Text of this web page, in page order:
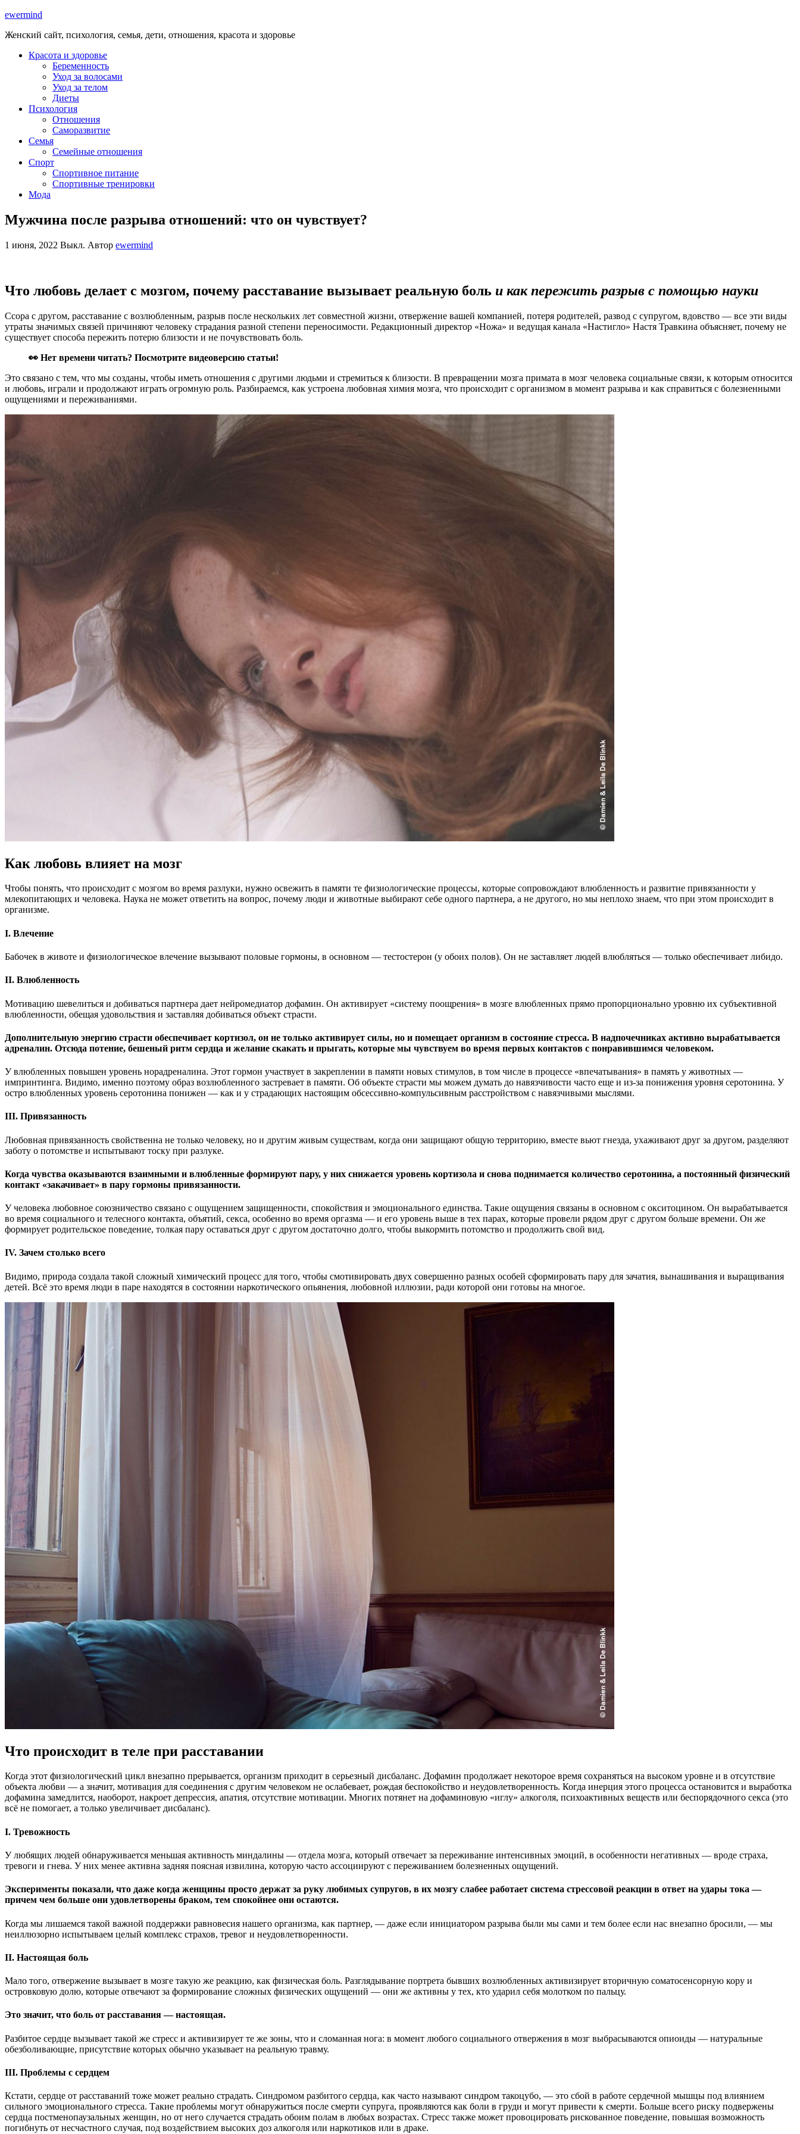
ewermind
Женский сайт, психология, семья, дети, отношения, красота и здоровье
Красота и здоровье
Беременность
Уход за волосами
Уход за телом
Диеты
Психология
Отношения
Саморазвитие
Семья
Семейные отношения
Спорт
Спортивное питание
Спортивные тренировки
Мода
Мужчина после разрыва отношений: что он чувствует?
1 июня, 2022 Выкл. Автор ewermind
Что любовь делает с мозгом, почему расставание вызывает реальную боль и как пережить разрыв с помощью науки
Ссора с другом, расставание с возлюбленным, разрыв после нескольких лет совместной жизни, отвержение вашей компанией, потеря родителей, развод с супругом, вдовство — все эти виды
утраты значимых связей причиняют человеку страдания разной степени переносимости. Редакционный директор «Ножа» и ведущая канала «Настигло» Настя Травкина объясняет, почему не
существует способа пережить потерю близости и не почувствовать боль.
👀 Нет времени читать? Посмотрите видеоверсию статьи!
Это связано с тем, что мы созданы, чтобы иметь отношения с другими людьми и стремиться к близости. В превращении мозга примата в мозг человека социальные связи, к которым относится
и любовь, играли и продолжают играть огромную роль. Разбираемся, как устроена любовная химия мозга, что происходит с организмом в момент разрыва и как справиться с болезненными
ощущениями и переживаниями.
Как любовь влияет на мозг
Чтобы понять, что происходит с мозгом во время разлуки, нужно освежить в памяти те физиологические процессы, которые сопровождают влюбленность и развитие привязанности у
млекопитающих и человека. Наука не может ответить на вопрос, почему люди и животные выбирают себе одного партнера, а не другого, но мы неплохо знаем, что при этом происходит в
организме.
I. Влечение
Бабочек в животе и физиологическое влечение вызывают половые гормоны, в основном — тестостерон (у обоих полов). Он не заставляет людей влюбляться — только обеспечивает либидо.
II. Влюбленность
Мотивацию шевелиться и добиваться партнера дает нейромедиатор дофамин. Он активирует «систему поощрения» в мозге влюбленных прямо пропорционально уровню их субъективной
влюбленности, обещая удовольствия и заставляя добиваться объект страсти.
Дополнительную энергию страсти обеспечивает кортизол, он не только активирует силы, но и помещает организм в состояние стресса. В надпочечниках активно вырабатывается
адреналин. Отсюда потение, бешеный ритм сердца и желание скакать и прыгать, которые мы чувствуем во время первых контактов с понравившимся человеком.
У влюбленных повышен уровень норадреналина. Этот гормон участвует в закреплении в памяти новых стимулов, в том числе в процессе «впечатывания» в память у животных —
импринтинга. Видимо, именно поэтому образ возлюбленного застревает в памяти. Об объекте страсти мы можем думать до навязчивости часто еще и из-за понижения уровня серотонина. У
остро влюбленных уровень серотонина понижен — как и у страдающих настоящим обсессивно-компульсивным расстройством с навязчивыми мыслями.
III. Привязанность
Любовная привязанность свойственна не только человеку, но и другим живым существам, когда они защищают общую территорию, вместе вьют гнезда, ухаживают друг за другом, разделяют
заботу о потомстве и испытывают тоску при разлуке.
Когда чувства оказываются взаимными и влюбленные формируют пару, у них снижается уровень кортизола и снова поднимается количество серотонина, а постоянный физический
контакт «закачивает» в пару гормоны привязанности.
У человека любовное союзничество связано с ощущением защищенности, спокойствия и эмоционального единства. Такие ощущения связаны в основном с окситоцином. Он вырабатывается
во время социального и телесного контакта, объятий, секса, особенно во время оргазма — и его уровень выше в тех парах, которые провели рядом друг с другом больше времени. Он же
формирует родительское поведение, толкая пару оставаться друг с другом достаточно долго, чтобы выкормить потомство и продолжить свой вид.
IV. Зачем столько всего
Видимо, природа создала такой сложный химический процесс для того, чтобы смотивировать двух совершенно разных особей сформировать пару для зачатия, вынашивания и выращивания
детей. Всё это время люди в паре находятся в состоянии наркотического опьянения, любовной иллюзии, ради которой они готовы на многое.
Что происходит в теле при расставании
Когда этот физиологический цикл внезапно прерывается, организм приходит в серьезный дисбаланс. Дофамин продолжает некоторое время сохраняться на высоком уровне и в отсутствие
объекта любви — а значит, мотивация для соединения с другим человеком не ослабевает, рождая беспокойство и неудовлетворенность. Когда инерция этого процесса остановится и выработка
дофамина замедлится, наоборот, накроет депрессия, апатия, отсутствие мотивации. Многих потянет на дофаминовую «иглу» алкоголя, психоактивных веществ или беспорядочного секса (это
всё не помогает, а только увеличивает дисбаланс).
I. Тревожность
У любящих людей обнаруживается меньшая активность миндалины — отдела мозга, который отвечает за переживание интенсивных эмоций, в особенности негативных — вроде страха,
тревоги и гнева. У них менее активна задняя поясная извилина, которую часто ассоциируют с переживанием болезненных ощущений.
Эксперименты показали, что даже когда женщины просто держат за руку любимых супругов, в их мозгу слабее работает система стрессовой реакции в ответ на удары тока —
причем чем больше они удовлетворены браком, тем спокойнее они остаются.
Когда мы лишаемся такой важной поддержки равновесия нашего организма, как партнер, — даже если инициатором разрыва были мы сами и тем более если нас внезапно бросили, — мы
неиллюзорно испытываем целый комплекс страхов, тревог и неудовлетворенности.
II. Настоящая боль
Мало того, отвержение вызывает в мозге такую же реакцию, как физическая боль. Разглядывание портрета бывших возлюбленных активизирует вторичную соматосенсорную кору и
островковую долю, которые отвечают за формирование сложных физических ощущений — они же активны у тех, кто ударил себя молотком по пальцу.
Это значит, что боль от расставания — настоящая.
Разбитое сердце вызывает такой же стресс и активизирует те же зоны, что и сломанная нога: в момент любого социального отвержения в мозг выбрасываются опиоиды — натуральные
обезболивающие, присутствие которых обычно указывает на реальную травму.
III. Проблемы с сердцем
Кстати, сердце от расставаний тоже может реально страдать. Синдромом разбитого сердца, как часто называют синдром такоцубо, — это сбой в работе сердечной мышцы под влиянием
сильного эмоционального стресса. Такие проблемы могут обнаружиться после смерти супруга, проявляются как боли в груди и могут привести к смерти. Больше всего риску подвержены
сердца постменопаузальных женщин, но от него случается страдать обоим полам в любых возрастах. Стресс также может провоцировать рискованное поведение, повышая возможность
погибнуть от несчастного случая, под воздействием высоких доз алкоголя или наркотиков или в драке.